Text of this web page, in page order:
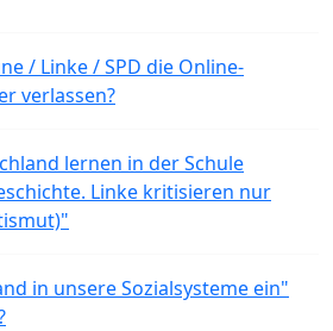
/ Linke / SPD die Online-
verlassen?
lernen in der Schule
Linke kritisieren nur
in unsere Sozialsysteme ein"